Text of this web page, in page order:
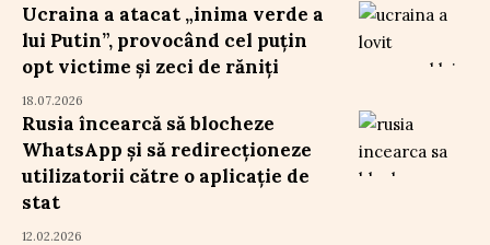
Ucraina a atacat „inima verde a
lui Putin”, provocând cel puțin
opt victime și zeci de răniți
18.07.2026
Rusia încearcă să blocheze
WhatsApp și să redirecționeze
utilizatorii către o aplicație de
stat
12.02.2026